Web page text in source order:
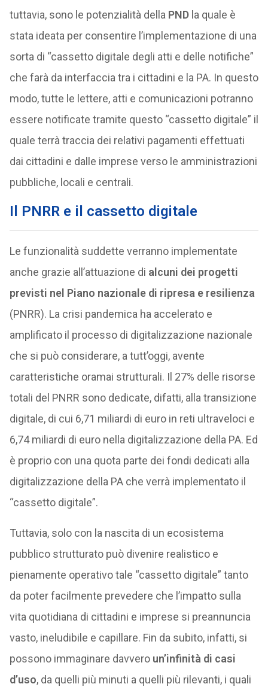
tuttavia, sono le potenzialità della PNDla quale è
stata ideata per consentire l’implementazione di una
sorta di “cassetto digitale degli atti e delle notifiche”
che farà da interfaccia tra i cittadini e la PA. In questo
modo, tutte le lettere, atti e comunicazioni potranno
essere notificate tramite questo “cassetto digitale” il
quale terrà traccia dei relativi pagamenti effettuati
dai cittadini e dalle imprese verso le amministrazioni
pubbliche, locali e centrali.
Il PNRR e il cassetto digitale
Le funzionalità suddette verranno implementate
anche grazie all’attuazione di alcuni dei progetti
previsti nel Piano nazionale di ripresa e resilienza
(PNRR). La crisi pandemica ha accelerato e
amplificato il processo di digitalizzazione nazionale
che si può considerare, a tutt’oggi, avente
caratteristiche oramai strutturali. Il 27% delle risorse
totali del PNRR sono dedicate, difatti, alla transizione
digitale, di cui 6,71 miliardi di euro in reti ultraveloci e
6,74 miliardi di euro nella digitalizzazione della PA. Ed
è proprio con una quota parte dei fondi dedicati alla
digitalizzazione della PA che verrà implementato il
“cassetto digitale”.
Tuttavia, solo con la nascita di un ecosistema
pubblico strutturato può divenire realistico e
pienamente operativo tale “cassetto digitale” tanto
da poter facilmente prevedere che l’impatto sulla
vita quotidiana di cittadini e imprese si preannuncia
vasto, ineludibile e capillare. Fin da subito, infatti, si
possono immaginare davvero un’infinità di casi
d’uso, da quelli più minuti a quelli più rilevanti, i quali